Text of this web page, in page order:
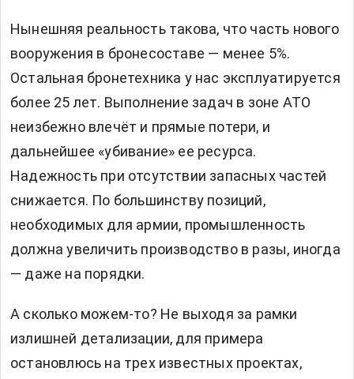
Нынешняя реальность такова, что часть нового
вооружения в бронесоставе — менее 5%.
Остальная бронетехника у нас эксплуатируется
более 25 лет. Выполнение задач в зоне АТО
неизбежно влечёт и прямые потери, и
дальнейшее «убивание» ее ресурса.
Надежность при отсутствии запасных частей
снижается. По большинству позиций,
необходимых для армии, промышленность
должна увеличить производство в разы, иногда
— даже на порядки.
А сколько можем-то? Не выходя за рамки
излишней детализации, для примера
остановлюсь на трех известных проектах,